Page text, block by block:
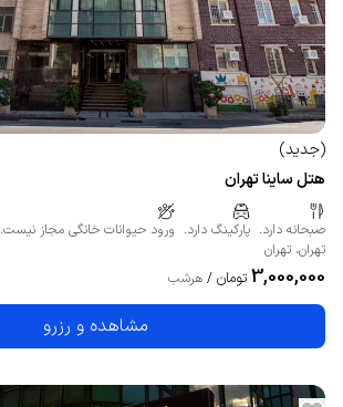
(جدید)
هتل ساینا تهران
صبحانه دارد. پارکینگ دارد. ورود حیوانات خانگی مجاز نیست.
تهران، تهران
3,000,000 تومان / هرشب
مشاهده و رزرو